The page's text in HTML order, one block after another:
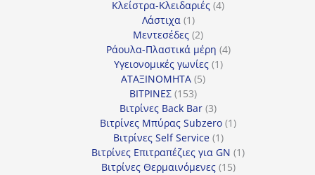
Κλείστρα-Κλειδαριές 44
Λάστιχα 11
προϊόν
Μεντεσέδες 22
προϊόντα
Ράουλα-Πλαστικά μέρη 44
Υγειονομικές γωνίες 11
ΑΤΑΞΙΝΟΜΗΤΑ 55
ΒΙΤΡΙΝΕΣ 153153
προϊόντα
Βιτρίνες Back Bar 33
προϊόντα
Βιτρίνες Mπύρας Subzero 11
Βιτρίνες Self Service 11
προϊόν
Βιτρίνες Επιτραπέζιες για GN 11
Βιτρίνες Θερμαινόμενες 1515